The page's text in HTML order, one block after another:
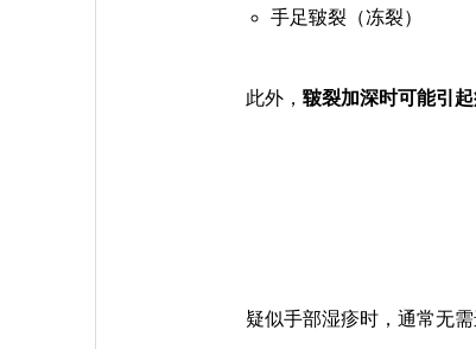
手足皲裂（冻裂）
此外， 皲裂加深时可能引
疑似手部湿疹时，通常无需